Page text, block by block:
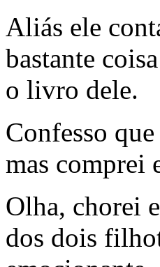
Aliás ele
bastante
o livro dele.
Confesso
mas comprei
Olha, chorei
dos dois